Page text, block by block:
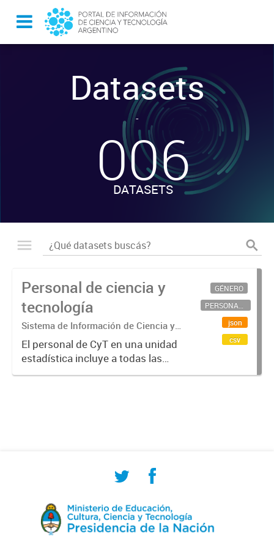
Datasets
-
006
DATASETS
Personal de ciencia y
tecnología
Sistema de Información de Ciencia y
Tecnología Argentino (SICYTAR)
El personal de CyT en una unidad
estadística incluye a todas las
personas involucradas
GÉNERO
PERSONAL CIENTÍFICO-TECNOLÓGICO
json
csv